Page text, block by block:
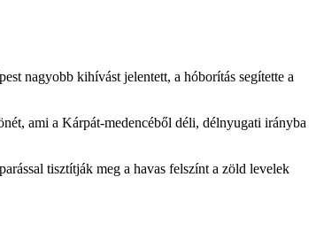
nagyobb kihívást jelentett, a hóborítás segítette a
ami a Kárpát-medencéből déli, délnyugati irányba
tisztítják meg a havas felszínt a zöld levelek